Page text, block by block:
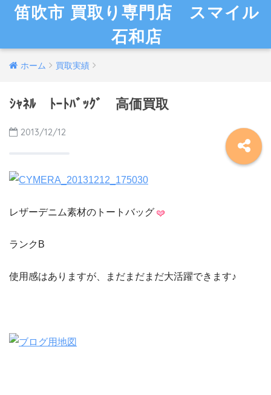
笛吹市 買取り専門店 スマイル
石和店
ホーム 買取実績
ｼｬﾈﾙ ﾄｰﾄﾊﾞｯｸﾞ 高価買取
2013/12/12
レザーデニム素材のトートバッグ
ランクB
使用感はありますが、まだまだまだ大活躍できます♪